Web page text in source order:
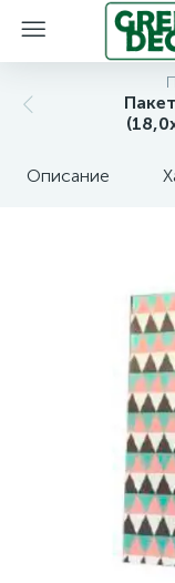
Описание